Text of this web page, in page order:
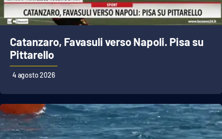
Catanzaro, Favasuli verso Napoli. Pisa su
Pittarello
4 agosto 2026